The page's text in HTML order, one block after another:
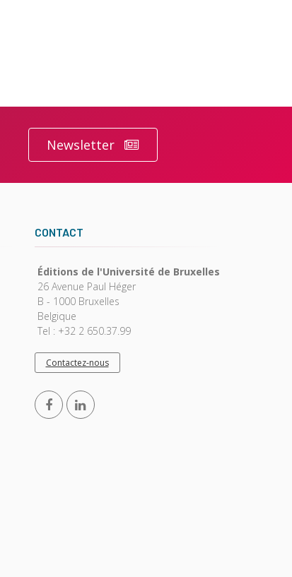
Newsletter
CONTACT
Éditions de l'Université de Bruxelles
26 Avenue Paul Héger
B - 1000 Bruxelles
Belgique
Tel : +32 2 650.37.99
Contactez-nous